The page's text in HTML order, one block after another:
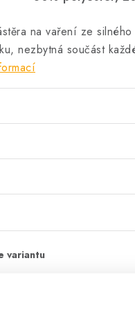
na vaření ze
nezbytná součást